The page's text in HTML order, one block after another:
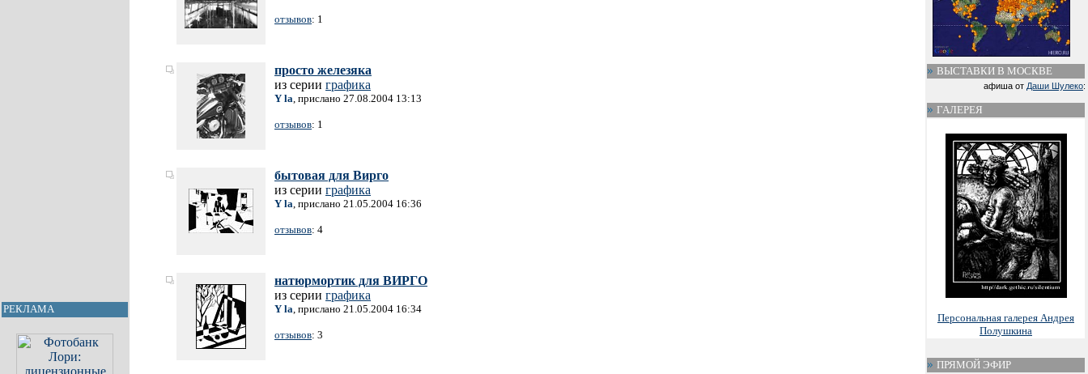
РЕКЛАМА
отзывов: 1
просто железяка
из серии графика
Y la, прислано 27.08.2004 13:13
отзывов: 1
бытовая для Вирго
из серии графика
Y la, прислано 21.05.2004 16:36
отзывов: 4
натюрмортик для ВИРГО
из серии графика
Y la, прислано 21.05.2004 16:34
отзывов: 3
ВЫСТАВКИ В МОСКВЕ
афиша от Даши Шулеко:
ГАЛЕРЕЯ
Персональная галерея Андрея
Полушкина
ПРЯМОЙ ЭФИР